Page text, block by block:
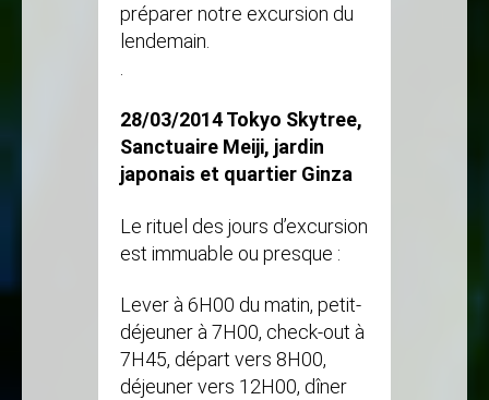
préparer notre excursion du
lendemain.
28/03/2014 Tokyo Skytree,
Sanctuaire Meiji, jardin
japonais et quartier Ginza
Le rituel des jours d’excursion
est immuable ou presque :
Lever à 6H00 du matin, petit-
déjeuner à 7H00, check-out à
7H45, départ vers 8H00,
déjeuner vers 12H00, dîner